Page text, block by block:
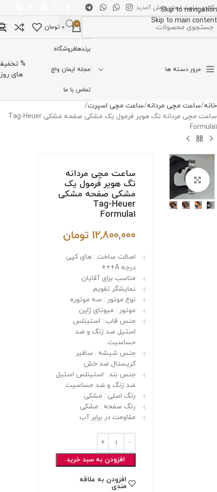
Skip to navigation
Skip to main content
گالری ساعت ایمان خوش آمدید
0
0 تومان
مرور دسته ها
برندهافروشگاه
مجله ایمان واچ
تماس با ما
%
های روز
خانه ساعت مچی مردانه ساعت مچی اسپرت
ساعت مچی مردانه تگ هویر فرمول یک مشکی صفحه مشکی Tag-Heuer
Formula1
برای بزرگنمایی کلیک کنیدساعت مچی مردانه
تگ هویر فرمول یک
مشکی صفحه مشکی
Tag-Heuer
Formula1
12,800,000 تومان
اصالت ساخت : های کپی
درجه A+++
مناسب برای آقایان
نمایشگر تقویم
نوع موتور : سه موتوره
موتور : میوتای ژاپن
جنس قاب : استینلس
استیل ضد زنگ و ضد
حساسیت
جنس شیشه : سافیر
کریستال ضد خش
جنس بند : استینلس استیل
ضد زنگ و ضد حساسیت
رنگ اصلی : مشکی
رنگ صفحه : مشکی
مقاومت در برابر آب
افزودن به سبد خرید
افزودن به علاقه
مندی